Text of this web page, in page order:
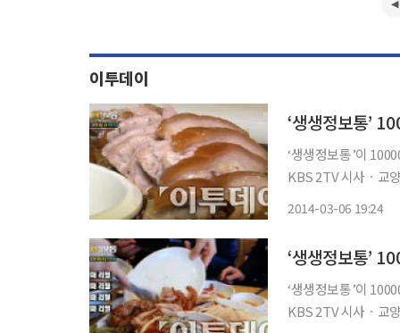
이투데이
‘생생정보통’이 10000
KBS 2TV 시사ㆍ교
2014-03-06 19:24
‘생생정보통’
‘생생정보통’이 10000
KBS 2TV 시사ㆍ교